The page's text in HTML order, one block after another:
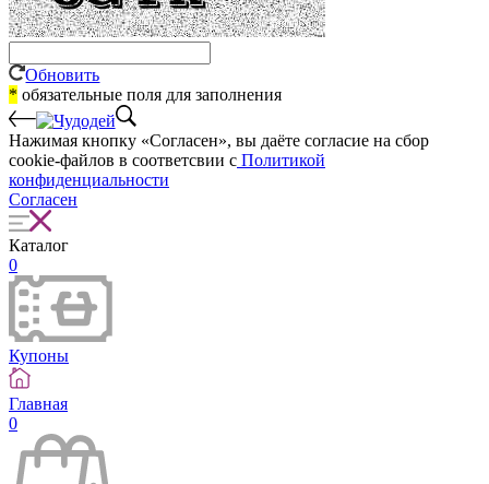
Обновить
* обязательные поля для заполнения
Нажимая кнопку «Согласен», вы даёте cогласие на сбор
cookie-файлов в соответсвии с Политикой
конфиденциальности
Согласен
Каталог
0
Купоны
Главная
0